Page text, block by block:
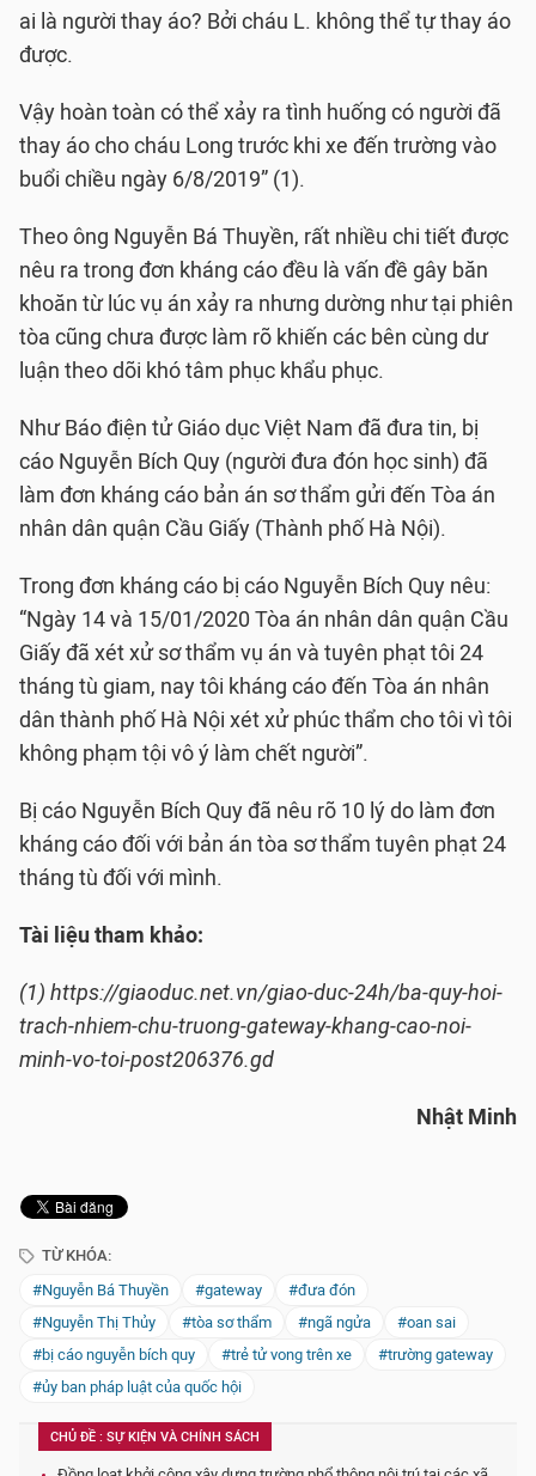
ai là người thay áo? Bởi cháu L. không thể tự thay áo
được.
Vậy hoàn toàn có thể xảy ra tình huống có người đã
thay áo cho cháu Long trước khi xe đến trường vào
buổi chiều ngày 6/8/2019” (1).
Theo ông Nguyễn Bá Thuyền, rất nhiều chi tiết được
nêu ra trong đơn kháng cáo đều là vấn đề gây băn
khoăn từ lúc vụ án xảy ra nhưng dường như tại phiên
tòa cũng chưa được làm rõ khiến các bên cùng dư
luận theo dõi khó tâm phục khẩu phục.
Như Báo điện tử Giáo dục Việt Nam đã đưa tin, bị
cáo Nguyễn Bích Quy (người đưa đón học sinh) đã
làm đơn kháng cáo bản án sơ thẩm gửi đến Tòa án
nhân dân quận Cầu Giấy (Thành phố Hà Nội).
Trong đơn kháng cáo bị cáo Nguyễn Bích Quy nêu:
“Ngày 14 và 15/01/2020 Tòa án nhân dân quận Cầu
Giấy đã xét xử sơ thẩm vụ án và tuyên phạt tôi 24
tháng tù giam, nay tôi kháng cáo đến Tòa án nhân
dân thành phố Hà Nội xét xử phúc thẩm cho tôi vì tôi
không phạm tội vô ý làm chết người”.
Bị cáo Nguyễn Bích Quy đã nêu rõ 10 lý do làm đơn
kháng cáo đối với bản án tòa sơ thẩm tuyên phạt 24
tháng tù đối với mình.
Tài liệu tham khảo:
(1) https://giaoduc.net.vn/giao-duc-24h/ba-quy-hoi-
trach-nhiem-chu-truong-gateway-khang-cao-noi-
minh-vo-toi-post206376.gd
Nhật Minh
TỪ KHÓA:
#Nguyễn Bá Thuyền
#gateway
#đưa đón
#Nguyễn Thị Thủy
#tòa sơ thẩm #ngã ngửa
#oan sai
#bị cáo nguyễn bích quy
#trẻ tử vong trên xe
#trường gateway
#ủy ban pháp luật của quốc hội
CHỦ ĐỀ : SỰ KIỆN VÀ CHÍNH SÁCH